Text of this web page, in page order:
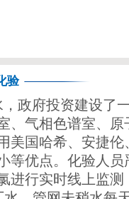
验
政府投资建设了
、气相色谱室、原
美国哈希、安捷
等优点。化验人员
进行实时线上监